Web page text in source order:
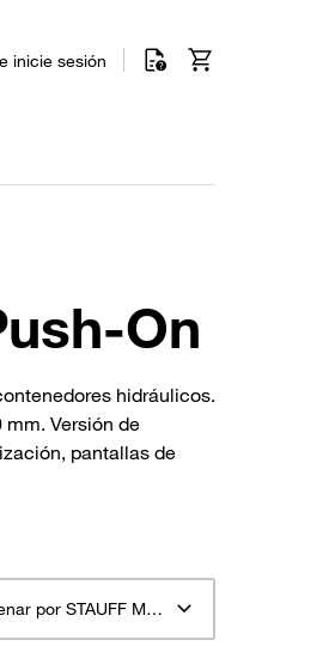
inicie sesión
On
hidráulicos.
Versión de
pantallas de
Ordenar por STAUFF Material Descripción ascendente